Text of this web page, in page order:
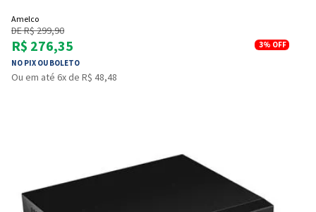
Amelco
DE R$ 299,90
R$ 276,35
NO PIX OU BOLETO
3% OFF
Ou em até 6x de R$ 48,48